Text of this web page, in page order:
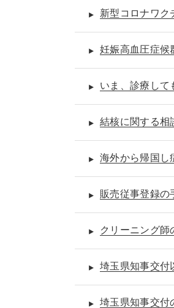
新型コロナワク
妊娠高血圧症候
いま、診療して
結核に関する相
海外から帰国し
販売従事登録の
クリーニング師
埼玉県知事交付
埼玉県知事交付